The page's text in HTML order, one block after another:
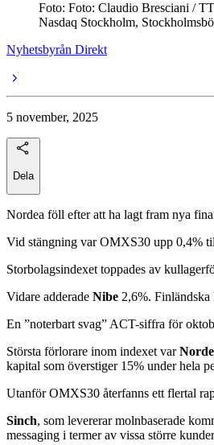
Foto: Foto: Claudio Bresciani / TT
Nasdaq Stockholm,
Nyhetsbyrån Direkt
5 november, 2025
Dela
Nordea föll efter att ha lagt fram nya
Vid stängning var OMXS30 upp 0,4%
Storbolagsindexet toppades av
Vidare adderade Nibe 2,6%. Finländska
En ”noterbart svag” ACT-siffra för
Största förlorare inom indexet var
kapital som överstiger 15% under hela
Utanför OMXS30 återfanns ett flertal
Sinch, som levererar molnbaserade
messaging i termer av vissa större